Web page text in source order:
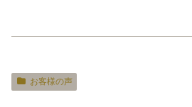
お客様の声